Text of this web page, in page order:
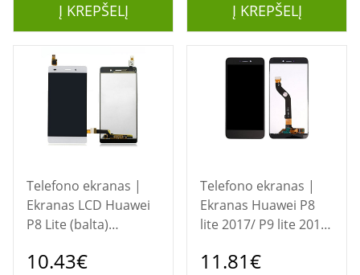
Į KREPŠELĮ Į KREPŠELĮ
Telefono ekranas |
Ekranas LCD Huawei
P8 Lite (balta)
10.43€
Telefono ekranas |
Ekranas Huawei P8
lite 2017/ P9 lite 2017
11.81€